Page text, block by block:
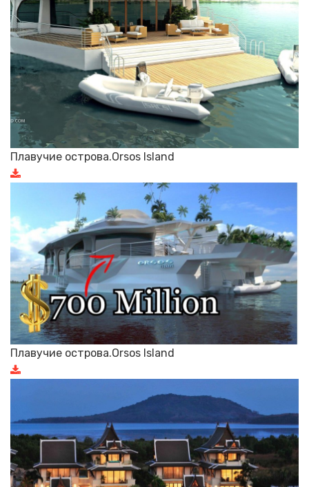
Плавучие острова.Orsos Island
Плавучие острова.Orsos Island